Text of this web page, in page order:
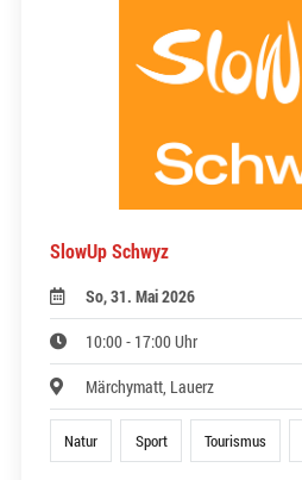
SlowUp Schwyz
So, 31. Mai 2026
10:00 - 17:00 Uhr
Märchymatt, Lauerz
Natur Sport Tourismus